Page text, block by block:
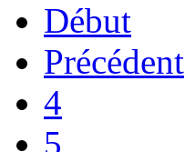
Début
Précédent
4
5